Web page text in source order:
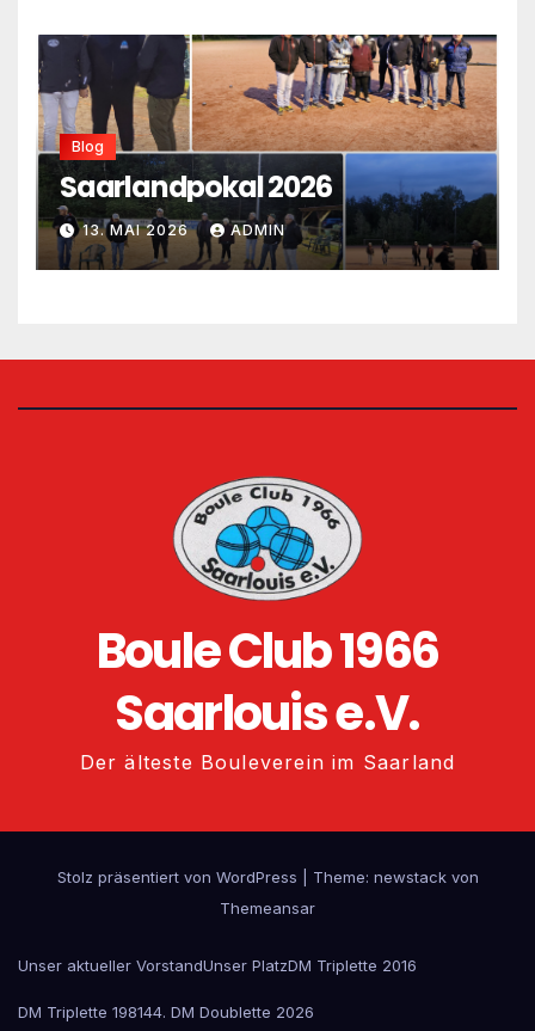
Blog
Saarlandpokal 2026
13. MAI 2026 ADMIN
Boule Club 1966
Saarlouis e.V.
Der älteste Bouleverein im Saarland
Stolz präsentiert von WordPress
Theme: newstack von
Themeansar
Unser aktueller VorstandUnser PlatzDM Triplette 2016
DM Triplette 198144. DM Doublette 2026